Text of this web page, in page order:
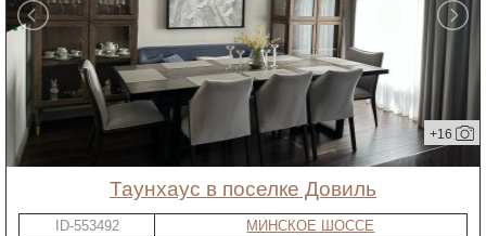
+16
таунхаус в поселке Довиль
ID-553492
МИНСКОЕ ШОССЕ